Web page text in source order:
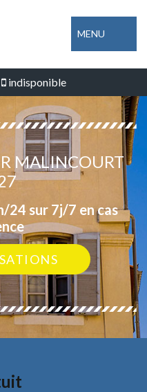
MENU
indisponible
MALINCOURT
24 sur 7j/7 en cas